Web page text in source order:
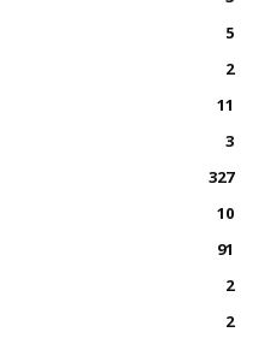
5
2
11
3
327
10
91
2
2